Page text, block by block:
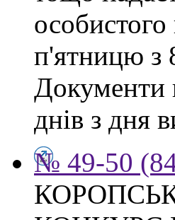
п'ятницю з
Документи
днів з дня
№ 49-50